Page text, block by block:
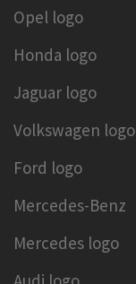
Opel logo
Honda logo
Jaguar logo
Volkswagen logo
Ford logo
Mercedes-Benz
Mercedes logo